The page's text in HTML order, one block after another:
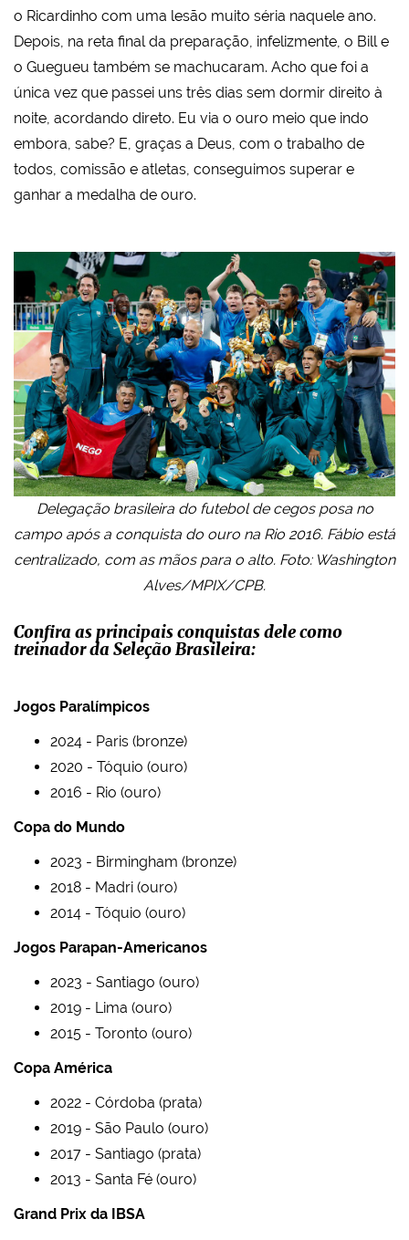
o Ricardinho com uma lesão muito séria naquele ano.
Depois, na reta final da preparação, infelizmente, o Bill e
o Guegueu também se machucaram. Acho que foi a
única vez que passei uns três dias sem dormir direito à
noite, acordando direto. Eu via o ouro meio que indo
embora, sabe? E, graças a Deus, com o trabalho de
todos, comissão e atletas, conseguimos superar e
ganhar a medalha de ouro.
Delegação brasileira do futebol de cegos posa no
campo após a conquista do ouro na Rio 2016. Fábio está
centralizado, com as mãos para o alto. Foto: Washington
Alves/MPIX/CPB.
Confira as principais conquistas dele como
treinador da Seleção Brasileira:
Jogos Paralímpicos
2024 - Paris (bronze)
2020 - Tóquio (ouro)
2016 - Rio (ouro)
Copa do Mundo
2023 - Birmingham (bronze)
2018 - Madri (ouro)
2014 - Tóquio (ouro)
Jogos Parapan-Americanos
2023 - Santiago (ouro)
2019 - Lima (ouro)
2015 - Toronto (ouro)
Copa América
2022 - Córdoba (prata)
2019 - São Paulo (ouro)
2017 - Santiago (prata)
2013 - Santa Fé (ouro)
Grand Prix da IBSA